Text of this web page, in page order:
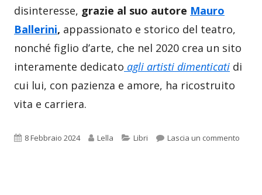
disinteresse, grazie al suo autore Mauro
Ballerini, appassionato e storico del teatro,
nonché figlio d’arte, che nel 2020 crea un sito
interamente dedicato agli artisti dimenticati di
cui lui, con pazienza e amore, ha ricostruito
vita e carriera.
Pubblicato
8 Febbraio 2024 Autore
Lella Categorie
Libri Lascia un commento